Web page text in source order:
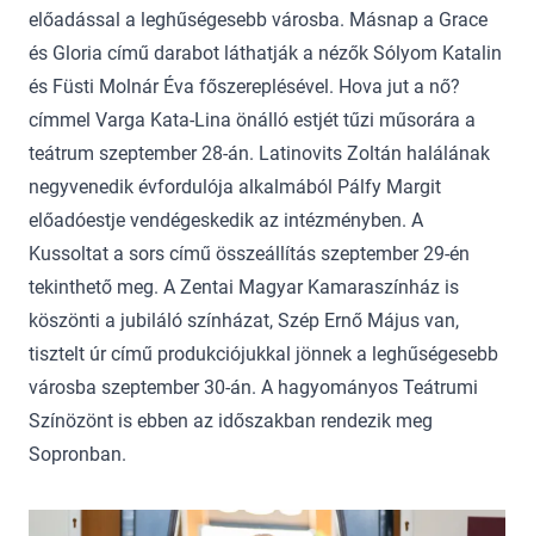
előadással a leghűségesebb városba. Másnap a Grace
és Gloria című darabot láthatják a nézők Sólyom Katalin
és Füsti Molnár Éva főszereplésével. Hova jut a nő?
címmel Varga Kata-Lina önálló estjét tűzi műsorára a
teátrum szeptember 28-án. Latinovits Zoltán halálának
negyvenedik évfordulója alkalmából Pálfy Margit
előadóestje vendégeskedik az intézményben. A
Kussoltat a sors című összeállítás szeptember 29-én
tekinthető meg. A Zentai Magyar Kamaraszínház is
köszönti a jubiláló színházat, Szép Ernő Május van,
tisztelt úr című produkciójukkal jönnek a leghűségesebb
városba szeptember 30-án. A hagyományos Teátrumi
Színözönt is ebben az időszakban rendezik meg
Sopronban.